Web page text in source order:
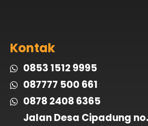
Kontak
0853 1512 9995
087777 500 661
0878 2408 6365
Jalan Desa Cipadung